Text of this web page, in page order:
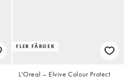
FLER FÄRGER
L'Oreal – Elvive Colour Protect